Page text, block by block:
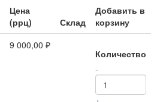
Цена
(ррц)
Склад
Добавить в
корзину
9 000,00 ₽
Количество
-